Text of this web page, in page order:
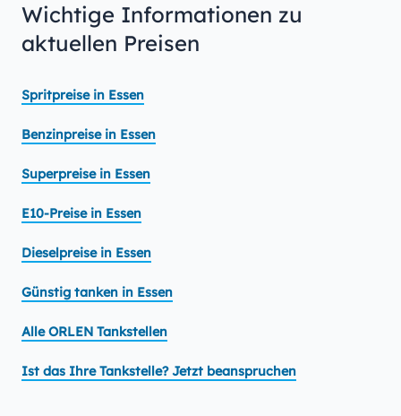
Wichtige Informationen zu
aktuellen Preisen
Spritpreise in Essen
Benzinpreise in Essen
Superpreise in Essen
E10-Preise in Essen
Dieselpreise in Essen
Günstig tanken in Essen
Alle ORLEN Tankstellen
Ist das Ihre Tankstelle? Jetzt beanspruchen